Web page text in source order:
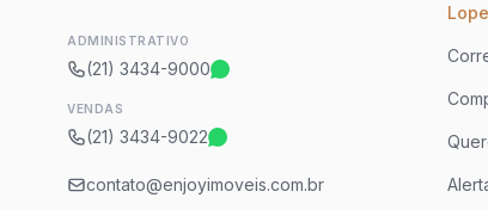
ADMINISTRATIVO
(21) 3434-9000
VENDAS
(21) 3434-9022
contato@enjoyimoveis.com.br